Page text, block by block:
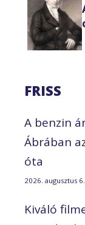
FRISS
A benzin
Ábrában
óta
2026. augusztus 6.
Kiváló